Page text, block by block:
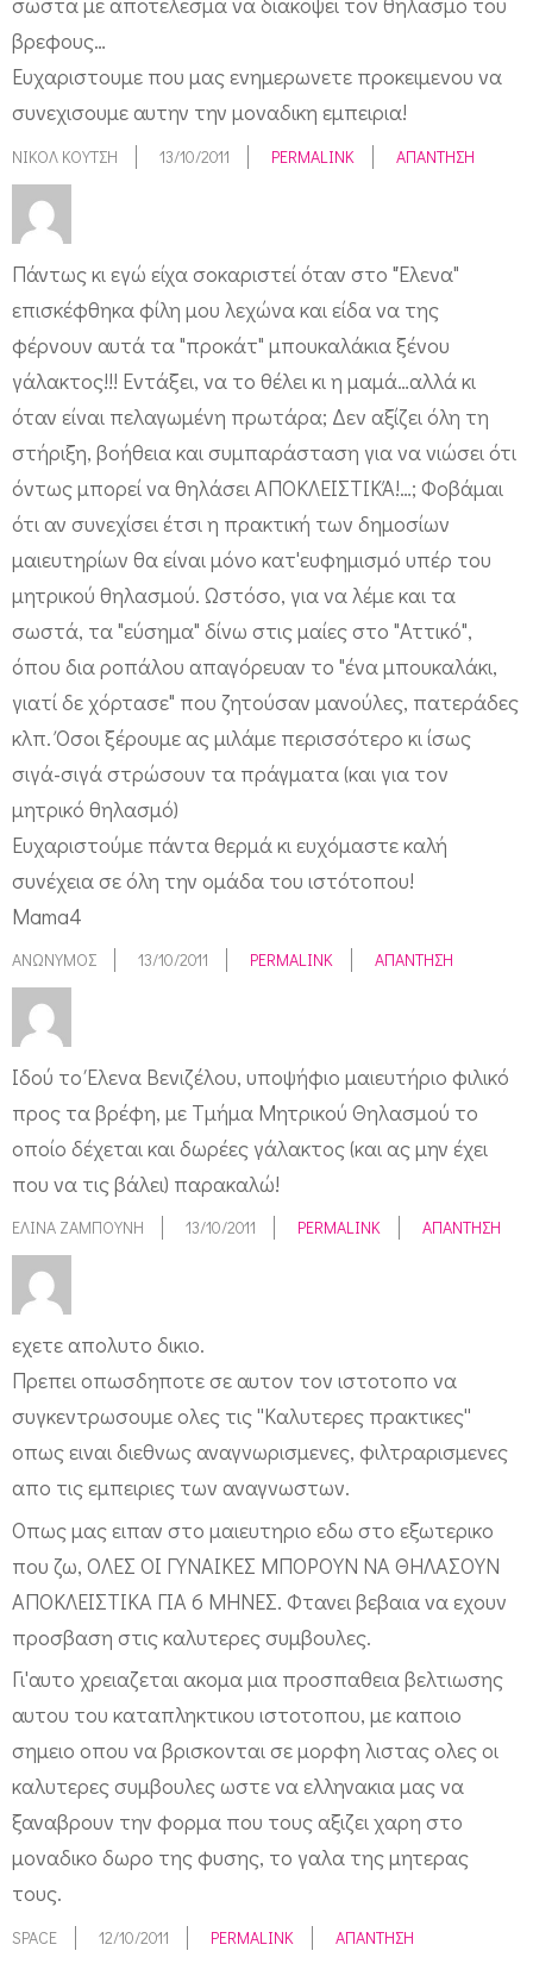
βρεφους…
Ευχαριστουμε που μας ενημερωνετε προκειμενου να
συνεχισουμε αυτην την μοναδικη εμπειρια!
ΝΙΚΟΛ ΚΟΥΤΣΗ 13/10/2011 PERMALINK ΑΠΆΝΤΗΣΗ
Πάντως κι εγώ είχα σοκαριστεί όταν στο "Έλενα"
επισκέφθηκα φίλη μου λεχώνα και είδα να της
φέρνουν αυτά τα "προκάτ" μπουκαλάκια ξένου
γάλακτος!!! Εντάξει, να το θέλει κι η μαμά…αλλά κι
όταν είναι πελαγωμένη πρωτάρα; Δεν αξίζει όλη τη
στήριξη, βοήθεια και συμπαράσταση για να νιώσει ότι
όντως μπορεί να θηλάσει ΑΠΟΚΛΕΙΣΤΙΚΆ!…; Φοβάμαι
ότι αν συνεχίσει έτσι η πρακτική των δημοσίων
μαιευτηρίων θα είναι μόνο κατ'ευφημισμό υπέρ του
μητρικού θηλασμού. Ωστόσο, για να λέμε και τα
σωστά, τα "εύσημα" δίνω στις μαίες στο "Αττικό",
όπου δια ροπάλου απαγόρευαν το "ένα μπουκαλάκι,
γιατί δε χόρτασε" που ζητούσαν μανούλες, πατεράδες
κλπ. Όσοι ξέρουμε ας μιλάμε περισσότερο κι ίσως
σιγά-σιγά στρώσουν τα πράγματα (και για τον
μητρικό θηλασμό)
Ευχαριστούμε πάντα θερμά κι ευχόμαστε καλή
συνέχεια σε όλη την ομάδα του ιστότοπου!
Mama4
ΑΝΏΝΥΜΟΣ 13/10/2011 PERMALINK ΑΠΆΝΤΗΣΗ
Ιδού το Έλενα Βενιζέλου, υποψήφιο μαιευτήριο φιλικό
προς τα βρέφη, με Τμήμα Μητρικού Θηλασμού το
οποίο δέχεται και δωρέες γάλακτος (και ας μην έχει
που να τις βάλει) παρακαλώ!
ΕΛΊΝΑ ΖΑΜΠΟΎΝΗ 13/10/2011 PERMALINK ΑΠΆΝΤΗΣΗ
εχετε απολυτο δικιο.
Πρεπει οπωσδηποτε σε αυτον τον ιστοτοπο να
συγκεντρωσουμε ολες τις ''Καλυτερες πρακτικες''
οπως ειναι διεθνως αναγνωρισμενες, φιλτραρισμενες
απο τις εμπειριες των αναγνωστων.
Οπως μας ειπαν στο μαιευτηριο εδω στο εξωτερικο
που ζω, ΟΛΕΣ ΟΙ ΓΥΝΑΙΚΕΣ ΜΠΟΡΟΥΝ ΝΑ ΘΗΛΑΣΟΥΝ
ΑΠΟΚΛΕΙΣΤΙΚΑ ΓΙΑ 6 ΜΗΝΕΣ. Φτανει βεβαια να εχουν
προσβαση στις καλυτερες συμβουλες.
Γι'αυτο χρειαζεται ακομα μια προσπαθεια βελτιωσης
αυτου του καταπληκτικου ιστοτοπου, με καποιο
σημειο οπου να βρισκονται σε μορφη λιστας ολες οι
καλυτερες συμβουλες ωστε να ελληνακια μας να
ξαναβρουν την φορμα που τους αξιζει χαρη στο
μοναδικο δωρο της φυσης, το γαλα της μητερας
τους.
SPACE 12/10/2011 PERMALINK ΑΠΆΝΤΗΣΗ